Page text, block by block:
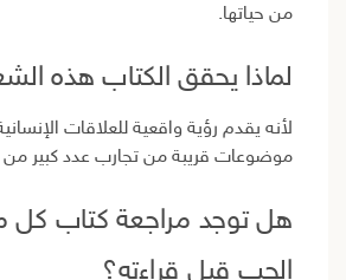
من حياتها.
لماذا يحقق الكتاب هذه
لأنه يقدم رؤية واقعية للعلاقات
موضوعات قريبة من تجارب عدد كبير من
هل توجد مراجعة كتاب كل
الحب قبل قراءته؟